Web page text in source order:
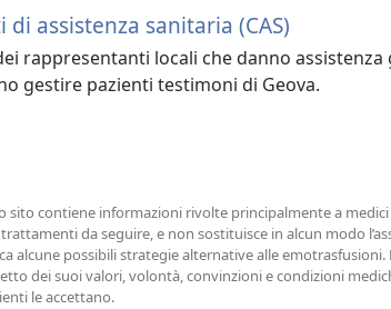
di assistenza sanitaria (CAS)
rappresentanti locali che danno
gestire pazienti testimoni di Geova.
sito contiene informazioni rivolte principalmente a
da seguire, e non sostituisce in alcun modo
alcune possibili strategie alternative alle
dei suoi valori, volontà, convinzioni e condizioni
le accettano.